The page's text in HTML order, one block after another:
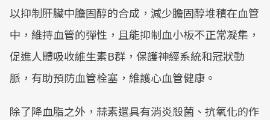
以抑制肝臟中膽固醇的合成，減少膽固醇堆積在血管
中，維持血管的彈性，且能抑制血小板不正常凝集，
促進人體吸收維生素B群，保護神經系統和冠狀動
脈，有助預防血管栓塞，維護心血管健康。
除了降血脂之外，蒜素還具有消炎殺菌、抗氧化的作